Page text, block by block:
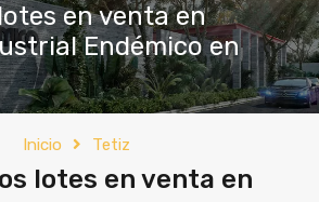
en venta en
Endémico en
Inicio Tetiz
lotes en venta en